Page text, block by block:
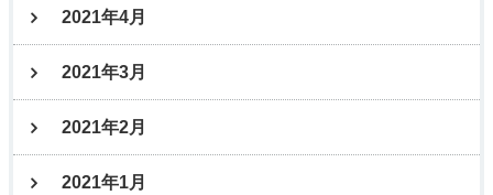
2021年4月
2021年3月
2021年2月
2021年1月